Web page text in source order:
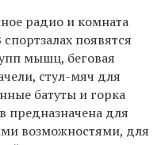
радио и комната
появятся
мышц, беговая
стул-мяч для
батуты и горка
предназначена для
возможностями, для